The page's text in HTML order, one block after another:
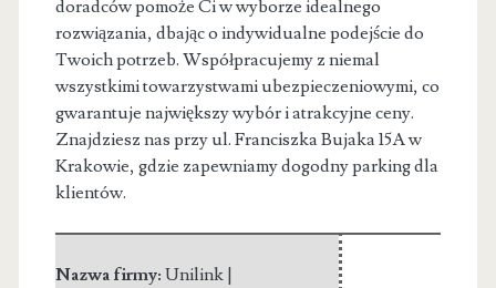
doradców pomoże Ci w wyborze idealnego
rozwiązania, dbając o indywidualne podejście do
Twoich potrzeb. Współpracujemy z niemal
wszystkimi towarzystwami ubezpieczeniowymi, co
gwarantuje największy wybór i atrakcyjne ceny.
Znajdziesz nas przy ul. Franciszka Bujaka 15A w
Krakowie, gdzie zapewniamy dogodny parking dla
klientów.
Nazwa firmy: Unilink |